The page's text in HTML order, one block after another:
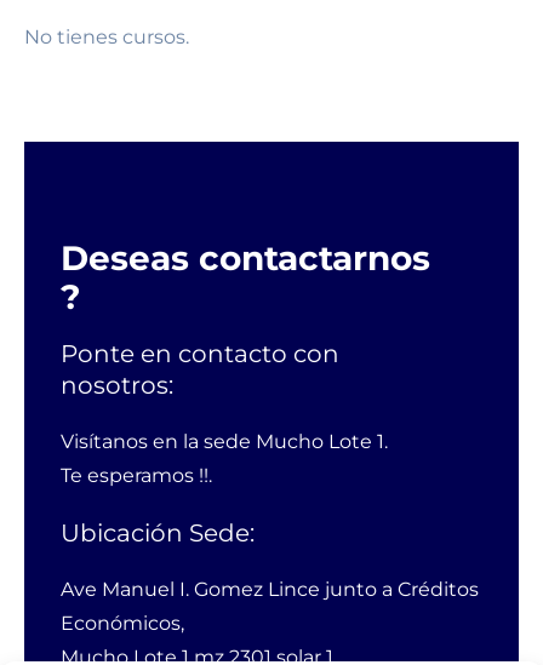
No tienes cursos.
Deseas contactarnos
?
Ponte en contacto con
nosotros:
Visítanos en la sede Mucho Lote 1.
Te esperamos !!.
Ubicación Sede:
Ave Manuel I. Gomez Lince junto a Créditos
Económicos,
Mucho Lote 1 mz 2301 solar 1